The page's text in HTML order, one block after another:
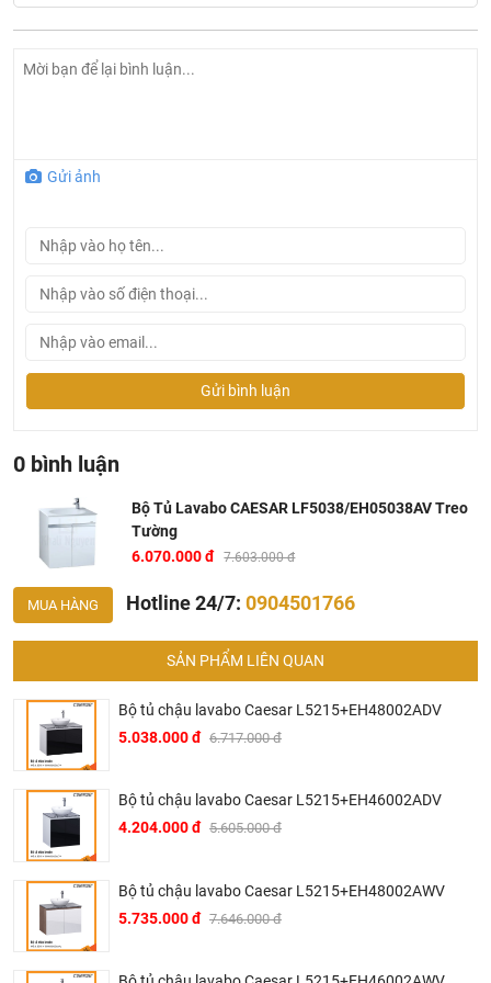
Xuất xứ
Hãng sản xuất: CAESAR
Công nghệ sản xuất: Đài Loan
Tủ lavabo treo tường LF5024+ EH05038AV lắp đặt phù
,B305C,B370C,B400CP
Bản vẽ kỹ thuật chậu rửa mặtLF5038 + EH05038AVtreo
tường
Gửi ảnh
Gửi bình luận
0 bình luận
Bộ Tủ Lavabo CAESAR LF5038/EH05038AV Treo
Tường
6.070.000 đ
7.603.000 đ
MUA HÀNG Hotline 24/7: 0904501766
SẢN PHẨM LIÊN QUAN
Bộ tủ chậu lavabo Caesar L5215+EH48002ADV
5.038.000 đ 6.717.000 đ
Bộ tủ chậu lavabo Caesar L5215+EH46002ADV
4.204.000 đ 5.605.000 đ
Bộ tủ chậu lavabo Caesar L5215+EH48002AWV
5.735.000 đ 7.646.000 đ